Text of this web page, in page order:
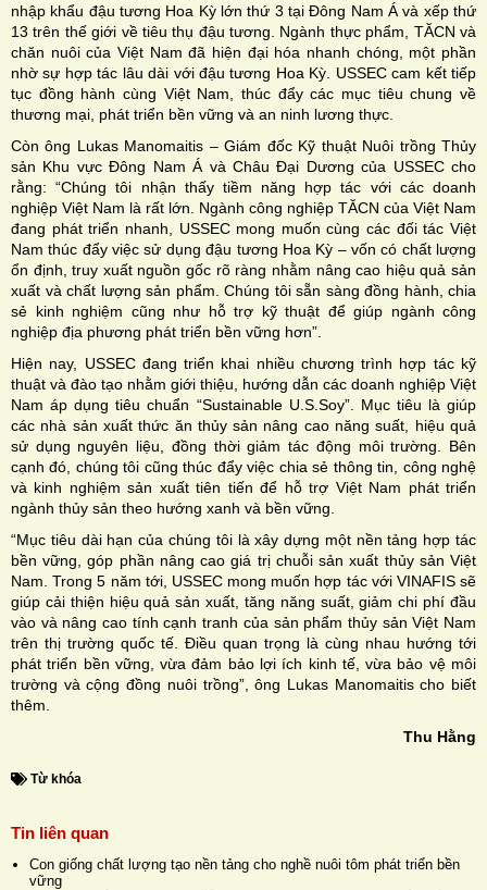
nhập khẩu đậu tương Hoa Kỳ lớn thứ 3 tại Đông Nam Á và xếp thứ
13 trên thế giới về tiêu thụ đậu tương. Ngành thực phẩm, TĂCN và
chăn nuôi của Việt Nam đã hiện đại hóa nhanh chóng, một phần
nhờ sự hợp tác lâu dài với đậu tương Hoa Kỳ. USSEC cam kết tiếp
tục đồng hành cùng Việt Nam, thúc đẩy các mục tiêu chung về
thương mại, phát triển bền vững và an ninh lương thực.
Còn ông Lukas Manomaitis – Giám đốc Kỹ thuật Nuôi trồng Thủy
sản Khu vực Đông Nam Á và Châu Đại Dương của USSEC cho
rằng: “Chúng tôi nhận thấy tiềm năng hợp tác với các doanh
nghiệp Việt Nam là rất lớn. Ngành công nghiệp TĂCN của Việt Nam
đang phát triển nhanh, USSEC mong muốn cùng các đối tác Việt
Nam thúc đẩy việc sử dụng đậu tương Hoa Kỳ – vốn có chất lượng
ổn định, truy xuất nguồn gốc rõ ràng nhằm nâng cao hiệu quả sản
xuất và chất lượng sản phẩm. Chúng tôi sẵn sàng đồng hành, chia
sẻ kinh nghiệm cũng như hỗ trợ kỹ thuật để giúp ngành công
nghiệp địa phương phát triển bền vững hơn”.
Hiện nay, USSEC đang triển khai nhiều chương trình hợp tác kỹ
thuật và đào tạo nhằm giới thiệu, hướng dẫn các doanh nghiệp Việt
Nam áp dụng tiêu chuẩn “Sustainable U.S.Soy”. Mục tiêu là giúp
các nhà sản xuất thức ăn thủy sản nâng cao năng suất, hiệu quả
sử dụng nguyên liệu, đồng thời giảm tác động môi trường. Bên
cạnh đó, chúng tôi cũng thúc đẩy việc chia sẻ thông tin, công nghệ
và kinh nghiệm sản xuất tiên tiến để hỗ trợ Việt Nam phát triển
ngành thủy sản theo hướng xanh và bền vững.
“Mục tiêu dài hạn của chúng tôi là xây dựng một nền tảng hợp tác
bền vững, góp phần nâng cao giá trị chuỗi sản xuất thủy sản Việt
Nam. Trong 5 năm tới, USSEC mong muốn hợp tác với VINAFIS sẽ
giúp cải thiện hiệu quả sản xuất, tăng năng suất, giảm chi phí đầu
vào và nâng cao tính cạnh tranh của sản phẩm thủy sản Việt Nam
trên thị trường quốc tế. Điều quan trọng là cùng nhau hướng tới
phát triển bền vững, vừa đảm bảo lợi ích kinh tế, vừa bảo vệ môi
trường và cộng đồng nuôi trồng”, ông Lukas Manomaitis cho biết
thêm.
Thu Hằng
Từ khóa
Tin liên quan
Con giống chất lượng tạo nền tảng cho nghề nuôi tôm phát triển bền
vững